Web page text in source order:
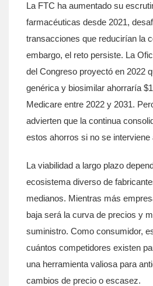
La FTC ha aumentado su
farmacéuticas desde 2021,
transacciones que reducirían la
embargo, el reto persiste. La
del Congreso proyectó en 2022
genérica y biosimilar ahorraría
Medicare entre 2022 y 2031.
advierten que la continua
estos ahorros si no se interviene
La viabilidad a largo plazo
ecosistema diverso de
medianos. Mientras más
baja será la curva de precios y
suministro. Como consumidor,
cuántos competidores existen
una herramienta valiosa para
cambios de precio o escasez.